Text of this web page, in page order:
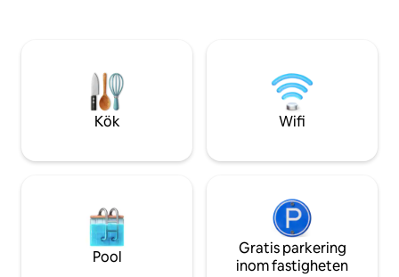
(med hjälp av våningssängens trappa)
vänligen ring oss för att se till att en
nedre våningssäng är tillgänglig.
andra våningen
personer. Detta
med tillgång till
hallen som delas
Kök Wifi
Pool
Gratis parkering
inom fastigheten